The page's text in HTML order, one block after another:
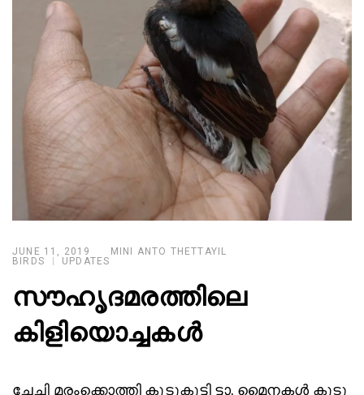
JUNE 11, 2019
MINI ANTO THETTAYIL
BIRDS
UPDATES
സൗഹൃദമരത്തിലെ
കിളിയൊച്ചകൾ
ചേച്ചി മരംക്കൊത്തി കൂടുകൂട്ടി ട്ടാ, മൈനകൾ കൂടു